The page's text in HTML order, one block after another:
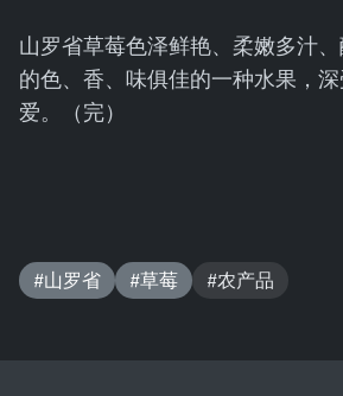
山罗省草莓色泽鲜艳、柔嫩多汁
的色、香、味俱佳的一种水果，
爱。（完）
#山罗省 #草莓 #农产品